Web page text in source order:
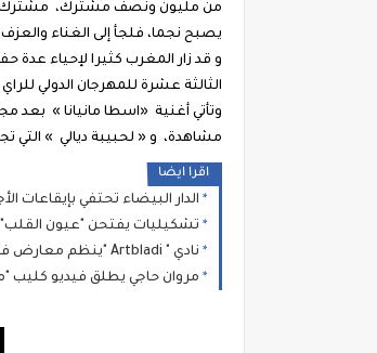
يصبح نجما، فلجأ إلى الغناء والعزف
و قد زار المغرب كثيرا لإحياء عدة
الثالثة عشرة للمهرجان الدولي
مشاهدة، و « لحبيبة ديالي » التي تجاوزت 47 مليون مشاهدة و« العالمية » التي تجاوزت 16 مليون مشاهدة
اقرا ايضا
الدار البيضاء تحتفي بإيقاعات الأجداد: انطلاق الدورة 14
تشكيليات يفتحن "عيون القلب"
نادي " Artbladi "ينظم معارض فنية لدعم الصحة النفسية
مروان حاجي يطلق فيديو كليب "مملكة 12 قرنًا".. احتفاء بصري وموسيقى بتراث